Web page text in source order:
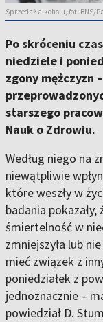
Sprzedaż alkoholu, fot. BNS/
Po skróceniu
niedziele i
zgony mężczyzn
starszego
Nauk o Zdrowiu.
Według niego na
niewątpliwie
które weszły w
badania
śmiertelność w
zmniejszyła lub
mieć związek z
poniedziałek z
jednoznacznie –
powiedział D.